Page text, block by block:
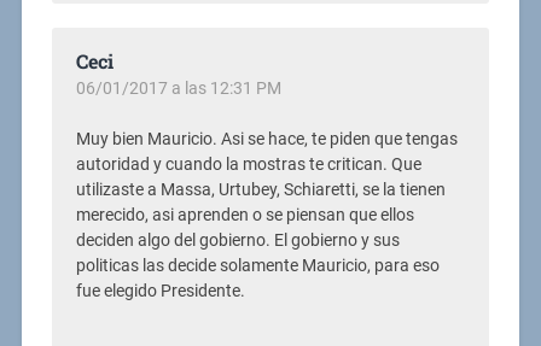
Ceci
06/01/2017 a las 12:31 PM
Muy bien Mauricio. Asi se hace, te piden que tengas
autoridad y cuando la mostras te critican. Que
utilizaste a Massa, Urtubey, Schiaretti, se la tienen
merecido, asi aprenden o se piensan que ellos
deciden algo del gobierno. El gobierno y sus
politicas las decide solamente Mauricio, para eso
fue elegido Presidente.